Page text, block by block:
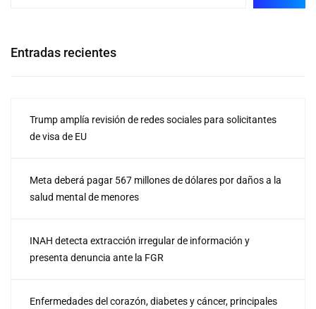
Entradas recientes
Trump amplía revisión de redes sociales para solicitantes
de visa de EU
Meta deberá pagar 567 millones de dólares por daños a la
salud mental de menores
INAH detecta extracción irregular de información y
presenta denuncia ante la FGR
Enfermedades del corazón, diabetes y cáncer, principales